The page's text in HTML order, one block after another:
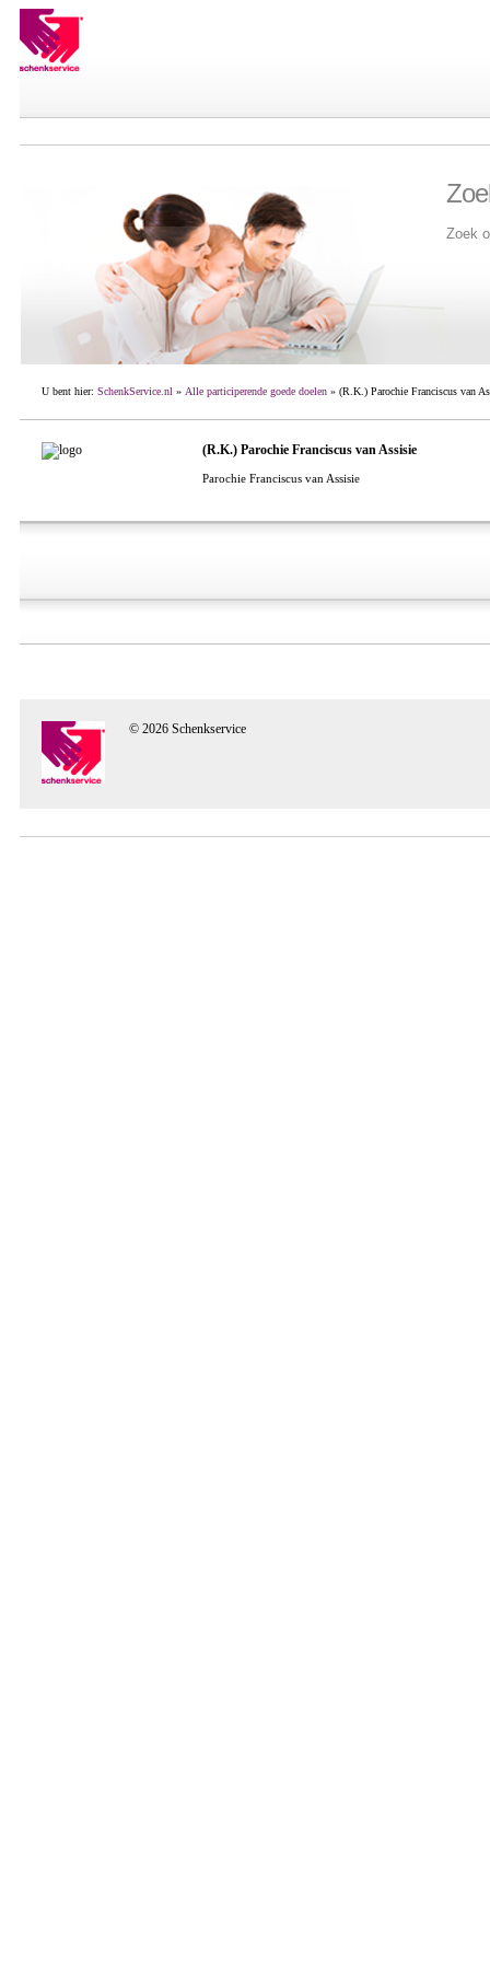
Zoek
U bent hier: SchenkService.nl » Alle participerende goede doelen» (R.K.) Parochie Franciscus van
(R.K.) Parochie Franciscus van Assisie
Parochie Franciscus van Assisie
© 2026 Schenkservice